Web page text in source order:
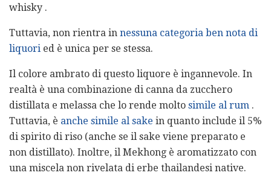
whisky .
Tuttavia, non rientra in nessuna categoria ben nota di
liquori ed è unica per se stessa.
Il colore ambrato di questo liquore è ingannevole. In
realtà è una combinazione di canna da zucchero
distillata e melassa che lo rende molto simile al rum .
Tuttavia, è anche simile al sake in quanto include il 5%
di spirito di riso (anche se il sake viene preparato e
non distillato). Inoltre, il Mekhong è aromatizzato con
una miscela non rivelata di erbe thailandesi native.